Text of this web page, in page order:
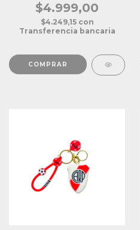
$4.999,00
$4.249,15 con
Transferencia bancaria